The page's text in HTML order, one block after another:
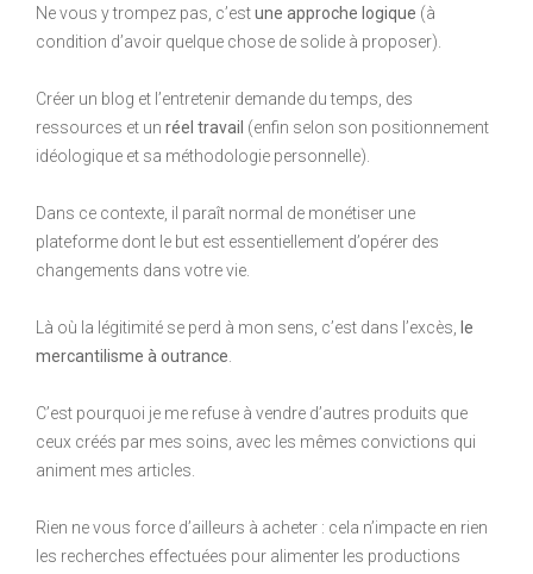
Ne vous y trompez pas, c’estune approche logique (à
condition d’avoir quelque chose de solide à proposer).
Créer un blog et l’entretenir demande du temps, des
ressources et un réel travail (enfin selon son positionnement
idéologique et sa méthodologie personnelle).
Dans ce contexte, il paraît normal de monétiser une
plateforme dont le but est essentiellement d’opérer des
changements dans votre vie.
Là où la légitimité se perd à mon sens, c’est dans l’excès,
le
mercantilisme à outrance
C’est pourquoi je me refuse à vendre d’autres produits que
ceux créés par mes soins, avec les mêmes convictions qui
animent mes articles.
Rien ne vous force d’ailleurs à acheter : cela n’impacte en rien
les recherches effectuées pour alimenter les productions